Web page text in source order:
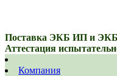
Поставка ЭКБ ИП и
Аттестация
Компания